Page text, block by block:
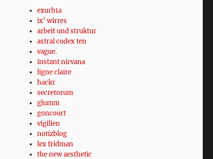
exurb1a
ix’ wirres
arbeit und struktur
astral codex ten
vague.
instant nirvana
ligne claire
hackr
secretorum
glumm
goncourt
vigilien
notizblog
lex fridman
the new aesthetic